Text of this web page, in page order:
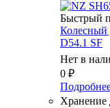
Быстрый
Колесный
D54.1 SF
Нет в
0 ₽
Хранение